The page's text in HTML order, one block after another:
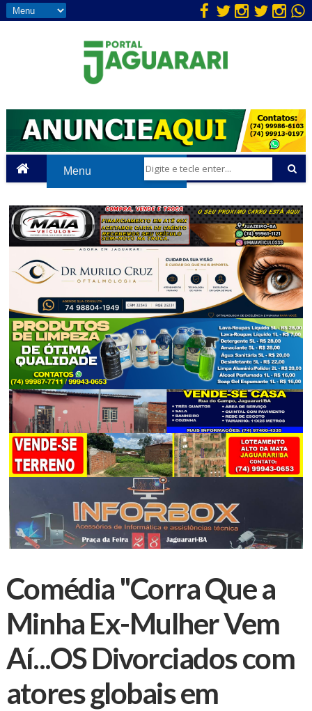
Comédia "Corra Que a
Minha Ex-Mulher Vem
Aí...OS Divorciados com
atores globais em